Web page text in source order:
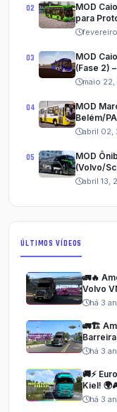
MOD
para
MOD
(Fase 2)
maio
MOD
Belém/
abril 02,
MOD
(Volvo/
abril 13,
ÚLTIMOS VÍDEOS
🚛🔥
Volvo
há 3
🚛🏗️
há 3
🚚⚡
Kiel!
há 3